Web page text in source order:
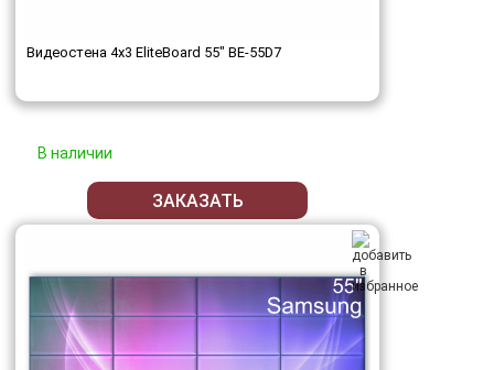
Видеостена 4x3 EliteBoard 55" BE-55D7
В наличии
ЗАКАЗАТЬ